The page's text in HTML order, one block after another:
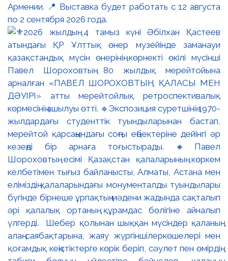
Армении. 📍 Выставка будет работать с 12 августа
по 2 сентября 2026 года.